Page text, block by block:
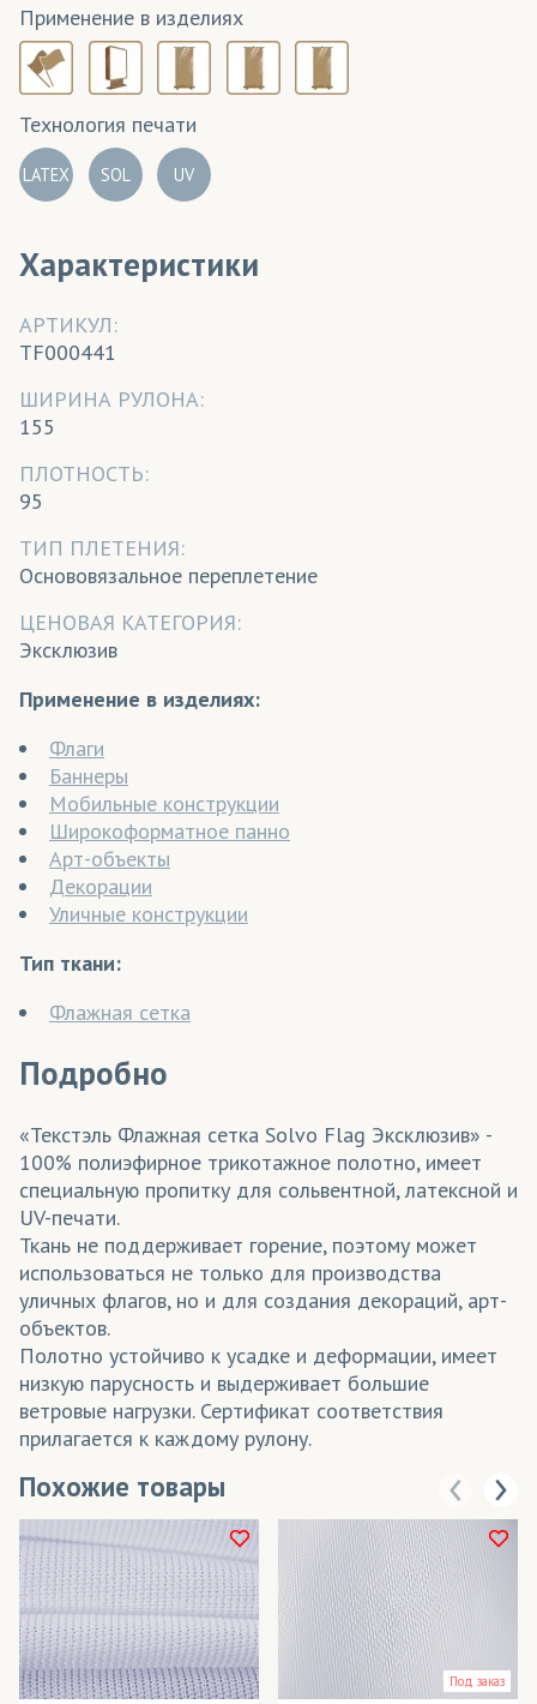
Применение в изделиях
Технология печати
LATEX SOL UV
Характеристики
АРТИКУЛ:
TF000441
ШИРИНА РУЛОНА:
155
ПЛОТНОСТЬ:
95
ТИП ПЛЕТЕНИЯ:
Основовязальное переплетение
ЦЕНОВАЯ КАТЕГОРИЯ:
Эксклюзив
Применение в изделиях:
Флаги
Баннеры
Мобильные конструкции
Широкоформатное панно
Арт-объекты
Декорации
Уличные конструкции
Тип ткани:
Флажная сетка
Подробно
«Текстэль Флажная сетка Solvo Flag Эксклюзив» -
100% полиэфирное трикотажное полотно, имеет
специальную пропитку для сольвентной, латексной и
UV-печати.
Ткань не поддерживает горение, поэтому может
использоваться не только для производства
уличных флагов, но и для создания декораций, арт-
объектов.
Полотно устойчиво к усадке и деформации, имеет
низкую парусность и выдерживает большие
ветровые нагрузки. Сертификат соответствия
прилагается к каждому рулону.
Похожие товары
Под заказ